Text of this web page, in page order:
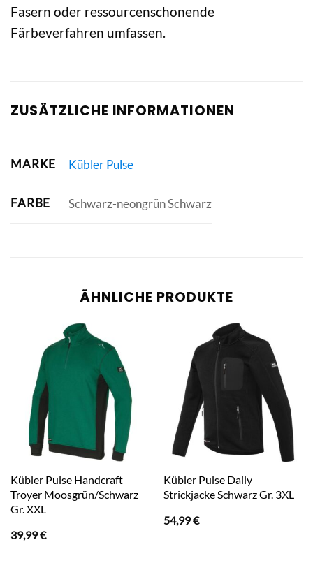
Fasern oder ressourcenschonende
Färbeverfahren umfassen.
ZUSÄTZLICHE INFORMATIONEN
MARKE Kübler Pulse
FARBE Schwarz-neongrün Schwarz
ÄHNLICHE PRODUKTE
Kübler Pulse Handcraft
Troyer Moosgrün/Schwarz
Gr. XXL
39,99€
Kübler Pulse Daily
Strickjacke Schwarz Gr. 3XL
54,99€